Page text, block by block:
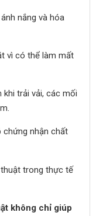
nắng và hóa
vì có thể làm mất
trải vải, các mối
chứng nhận chất
không chỉ giúp